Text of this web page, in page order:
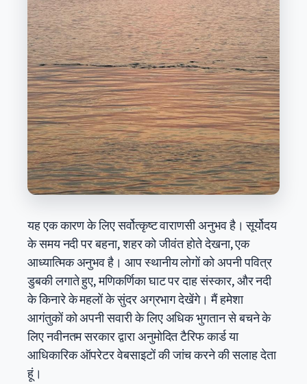
यह एक कारण के लिए सर्वोत्कृष्ट वाराणसी अनुभव है। सूर्योदय
के समय नदी पर बहना, शहर को जीवंत होते देखना, एक
आध्यात्मिक अनुभव है। आप स्थानीय लोगों को अपनी पवित्र
डुबकी लगाते हुए, मणिकर्णिका घाट पर दाह संस्कार, और नदी
के किनारे के महलों के सुंदर अग्रभाग देखेंगे। मैं हमेशा
आगंतुकों को अपनी सवारी के लिए अधिक भुगतान से बचने के
लिए नवीनतम सरकार द्वारा अनुमोदित टैरिफ कार्ड या
आधिकारिक ऑपरेटर वेबसाइटों की जांच करने की सलाह देता
हूं।